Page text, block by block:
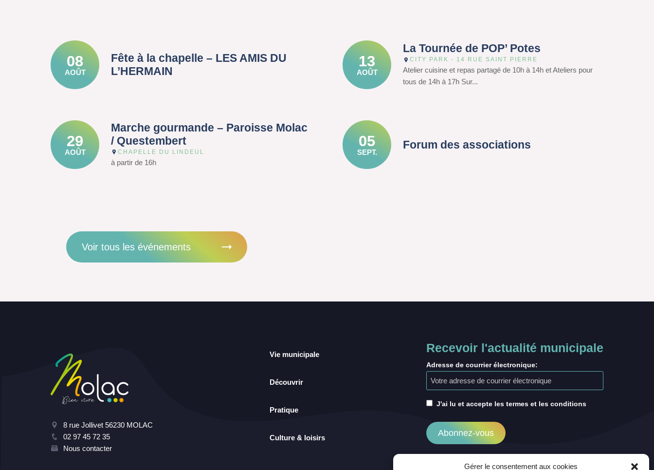
Gérer le consentement aux cookies
08
AOÛT
Fête à la chapelle – LES AMIS DU
L’HERMAIN
13
AOÛT
La Tournée de POP’ Potes
CITY PARK - 14 RUE SAINT PIERRE
Atelier cuisine et repas partagé de 10h à 14h et Ateliers pour
tous de 14h à 17h Sur...
29
AOÛT
Marche gourmande – Paroisse Molac
/ Questembert
CHAPELLE DU LINDEUL
à partir de 16h
05
SEPT.
Forum des associations
Voir tous les événements
8 rue Jollivet 56230 MOLAC
02 97 45 72 35
Nous contacter
Vie municipale
Découvrir
Pratique
Culture & loisirs
Recevoir l'actualité municipale
Adresse de courrier électronique:
J'ai lu et accepte les termes et les conditions